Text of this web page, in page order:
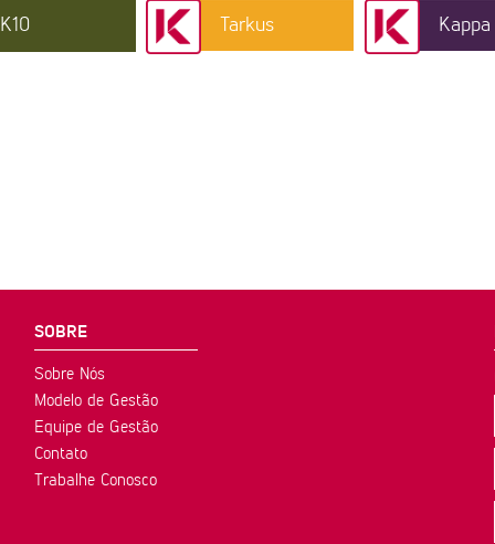
K10 Tarkus
SOBRE
Sobre Nós
Modelo de Gestão
Equipe de Gestão
Contato
Trabalhe Conosco